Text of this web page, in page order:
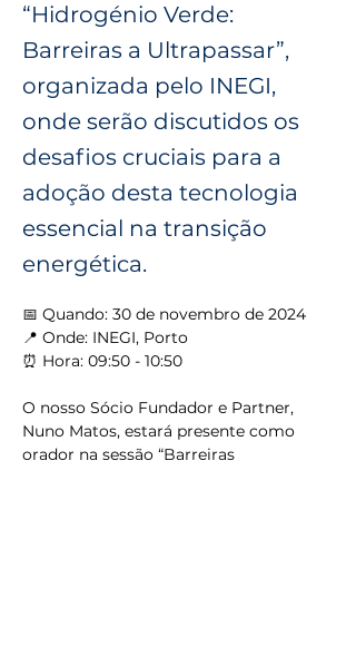
“Hidrogénio Verde:
Barreiras a Ultrapassar”,
organizada pelo INEGI,
onde serão discutidos os
desafios cruciais para a
adoção desta tecnologia
essencial na transição
energética.
📅 Quando: 30 de novembro de 2024
📍 Onde: INEGI, Porto
⏰ Hora: 09:50 - 10:50
O nosso Sócio Fundador e Partner,
Nuno Matos, estará presente como
orador na sessão “Barreiras